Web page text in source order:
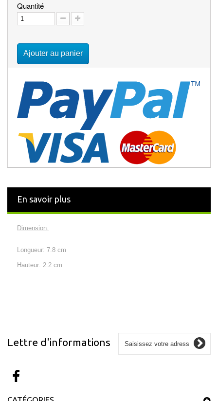
Quantité
Ajouter au panier
En savoir plus
Dimension:
Longueur: 7.8 cm
Hauteur: 2.2 cm
Lettre d'informations